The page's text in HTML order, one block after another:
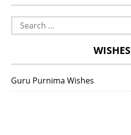
Search
for:
WISHES
Guru Purnima Wishes